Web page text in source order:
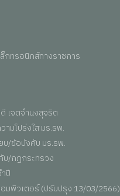
กทรอนิกส์ทางราชการ
เจตจำนงสุจริต
มโปร่งใส มร.รพ.
บ/ข้อบังคับ มร.รพ.
บ/กฏกระทรวง
ปี
พิวเตอร์ (ปรับปรุง 13/03/2566)